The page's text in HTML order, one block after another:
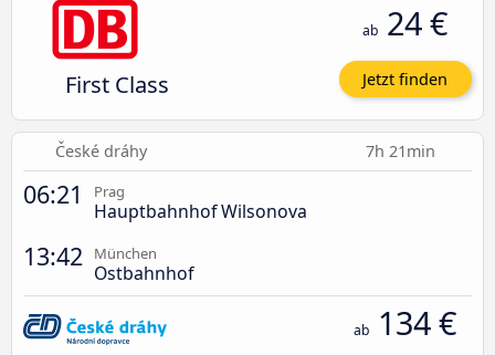
First Class
ab 24 €
Jetzt finden
České dráhy 7h 21min
06:21 Prag
Hauptbahnhof Wilsonova
13:42 München
Ostbahnhof
ab 134 €